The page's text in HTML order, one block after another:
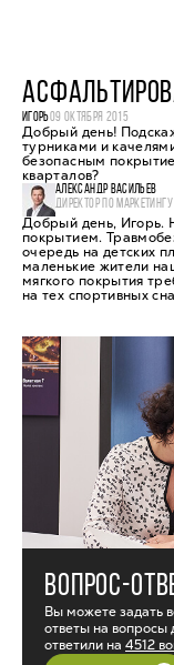
ИГОРЬ09 ОКТЯБРЯ 2015
Добрый день!
турниками и
безопасным
кварталов?
АЛЕКСАНДР ВАСИЛЬЕВ
ДИРЕКТОР ПО МАРКЕТИНГУ
Добрый день, Игорь.
покрытием.
очередь на детских
маленькие жители
мягкого покрытия
на тех спортивных
ВОПРОС-
Вы можете задать
ответы на вопросы
ответили на 4512